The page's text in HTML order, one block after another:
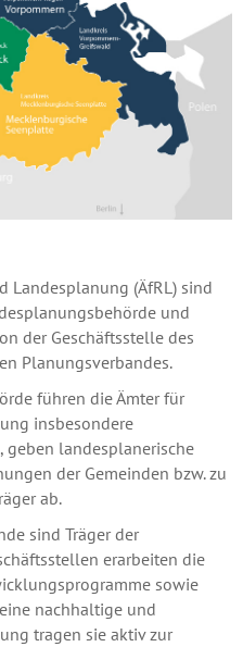
Landesplanung (ÄfRL) sind
und
der Geschäftsstelle des
Planungsverbandes.
führen die Ämter für
insbesondere
geben landesplanerische
der Gemeinden bzw. zu
ab.
sind Träger der
erarbeiten die
sowie
nachhaltige und
tragen sie aktiv zur